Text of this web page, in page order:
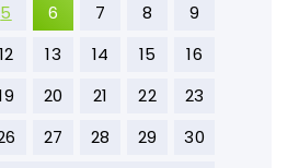
5 6 7 8
9
12 13 14 15
16
20 21 22
23
27 28 29
30